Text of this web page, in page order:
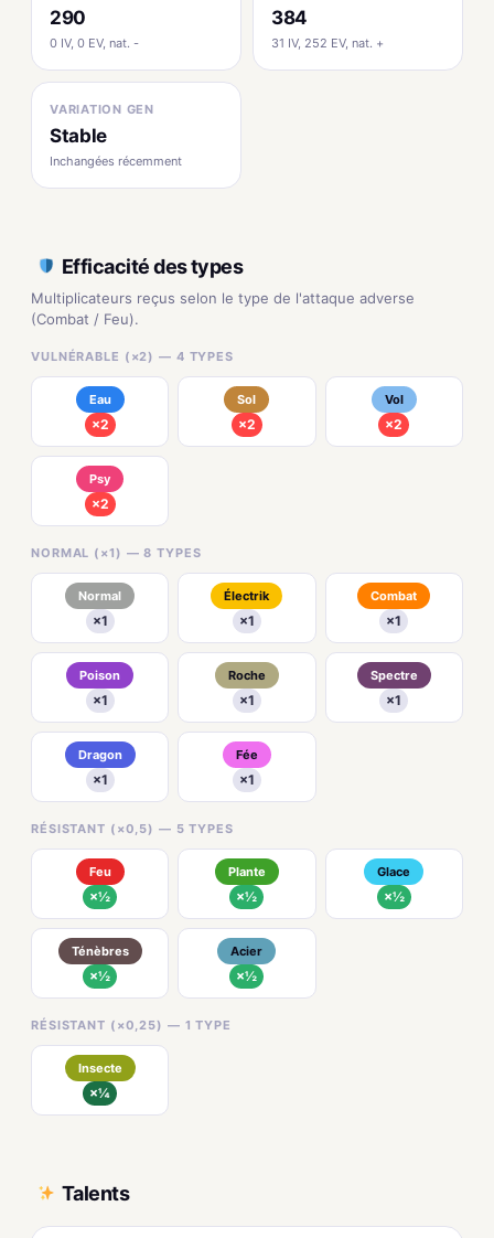
290
0 IV, 0 EV, nat. -
384
31 IV, 252 EV, nat. +
VARIATION GEN
Stable
Inchangées récemment
Efficacité des types
Multiplicateurs reçus selon le type de l'attaque adverse
(Combat / Feu).
VULNÉRABLE (×2) — 4 TYPES
Eau
×2
Sol
×2
Vol
×2
Psy
×2
NORMAL (×1) — 8 TYPES
Normal
×1
Électrik
×1
Combat
×1
Poison
×1
Roche
×1
Spectre
×1
Dragon
×1
Fée
×1
RÉSISTANT (×0,5) — 5 TYPES
Feu
×½
Plante
×½
Glace
×½
Ténèbres
×½
Acier
×½
RÉSISTANT (×0,25) — 1 TYPE
Insecte
×¼
Talents